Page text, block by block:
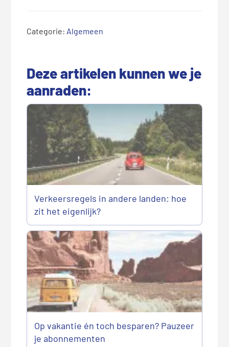
Categorie: Algemeen
Deze artikelen kunnen we je
aanraden:
Verkeersregels in andere landen: hoe
zit het eigenlijk?
Op vakantie én toch besparen? Pauzeer
je abonnementen